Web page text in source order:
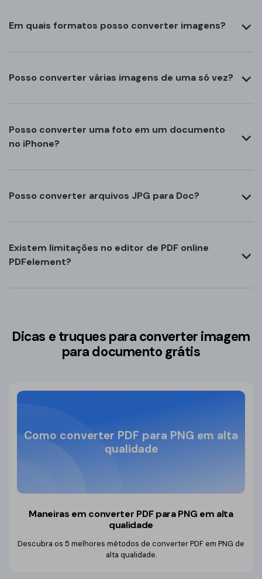
Em quais formatos posso converter imagens?
Posso converter várias imagens de uma só vez?
Posso converter uma foto em um documento
no iPhone?
Posso converter arquivos JPG para Doc?
Existem limitações no editor de PDF online
PDFelement?
Dicas e truques para converter imagem
para documento grátis
Como converter PDF para PNG em alta
qualidade
Maneiras em converter PDF para PNG em alta
qualidade
Descubra os 5 melhores métodos de converter PDF em PNG de
alta qualidade.